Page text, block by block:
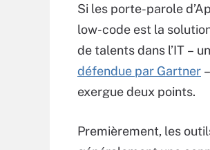
Si les porte-parole
low-code est la
de talents dans l’IT –
défendue par Gartner
exergue deux points.
Premièrement, les